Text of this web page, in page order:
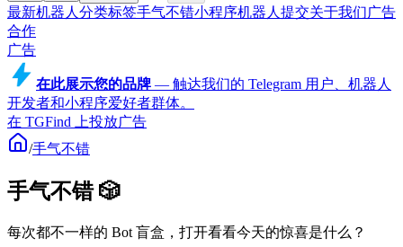
最新机器人 分类标签手气不错小程序机器人 提交关于我们广告
合作
广告
在此展示您的品牌 — 触达我们的 Telegram 用户、机器人
开发者和小程序爱好者群体。
在 TGFind 上投放广告
/手气不错
手气不错🎲
每次都不一样的 Bot 盲盒，打开看看今天的惊喜是什么？